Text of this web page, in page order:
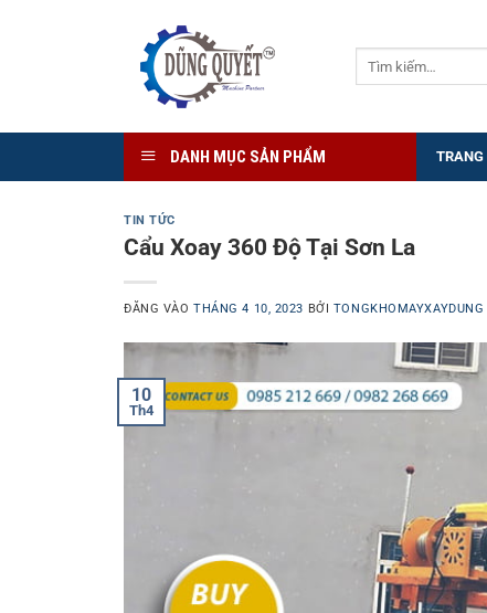
DANH MỤC SẢN PHẨM TRANG
TIN TỨC
Cẩu Xoay 360 Độ Tại Sơn La
ĐĂNG VÀOTHÁNG 4 10, 2023 BỞI TONGKHOMAYXAYDUNG
10
Th4